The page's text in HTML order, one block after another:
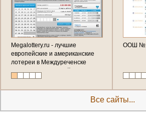
Megalottery.ru - лучшие
европейские и американские
лотереи в Междуреченске
(сервис электронной покупки и
доставки лотерейных билетов
США и Европы)
ООШ
Все сайты...